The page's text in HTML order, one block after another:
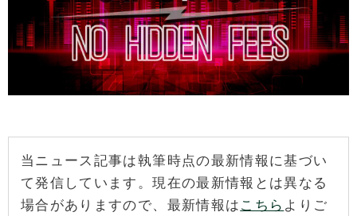
当ニュース記事は執筆時点の最新情報に基づい
て発信しています。現在の最新情報とは異なる
場合がありますので、最新情報はこちら よりご